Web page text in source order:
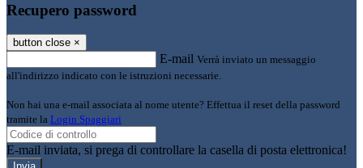
Recupero password
button close ×
E-mail Verrà inviato un messaggio
all'indirizzo indicato con le istruzioni necessarie.
Non hai una e-mail associata al nome utente? Effettua il reset della password
tramite la Login Spaggiari
E-mail inviata, si prega di controllare la casella di posta elettronica!